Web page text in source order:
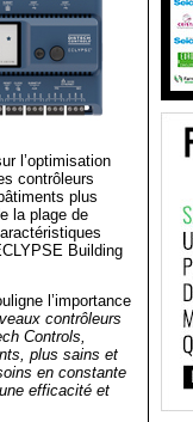
l’optimisation
contrôleurs
plus
la plage de
Building
l’importance
contrôleurs
Controls,
plus sains et
en constante
efficacité et